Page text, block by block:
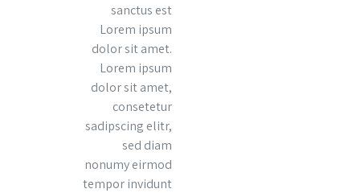
sanctus est
Lorem ipsum
dolor sit amet.
Lorem ipsum
dolor sit amet,
consetetur
sadipscing elitr,
sed diam
nonumy eirmod
tempor invidunt